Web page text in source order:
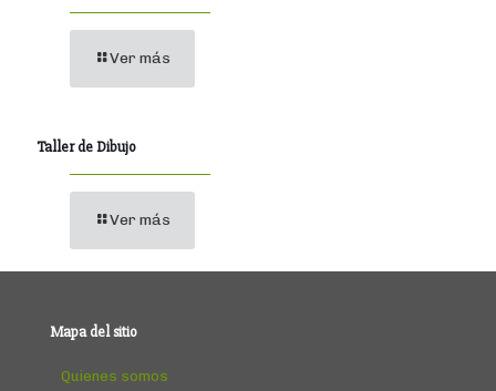
Ver más
Taller de Dibujo
Ver más
Mapa del sitio
Quienes somos